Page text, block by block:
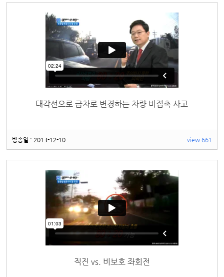
대각선으로 급차로 변경하는 차량 비접촉 사고
방송일 : 2013-12-10 view 661
직진 vs. 비보호 좌회전